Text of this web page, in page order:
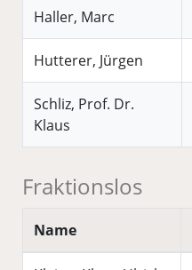
Haller, Marc
Hutterer, Jürgen
Schliz, Prof. Dr.
Klaus
Fraktionslos
Name